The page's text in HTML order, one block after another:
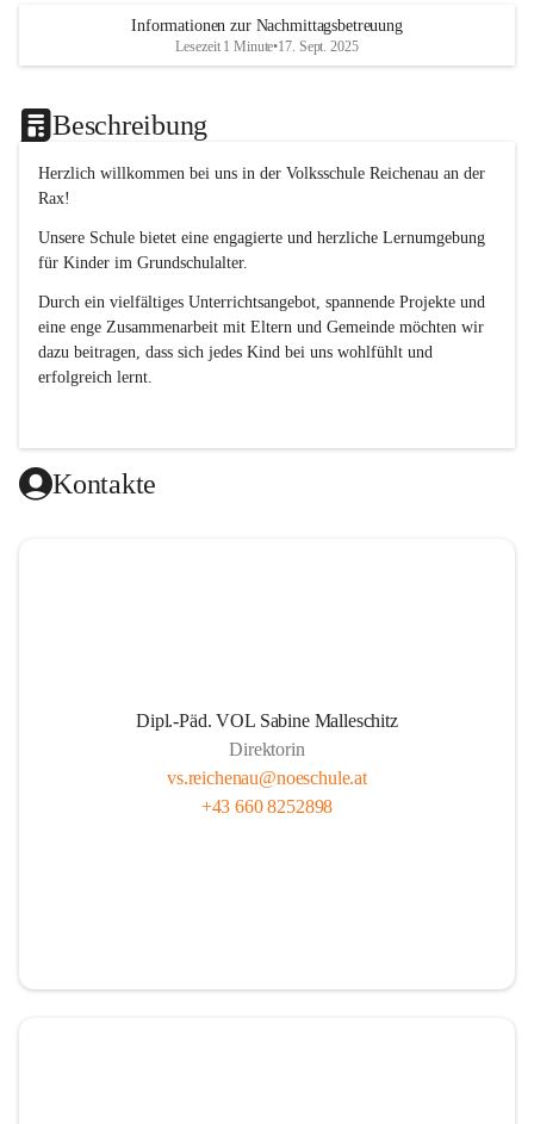
Informationen zur Nachmittagsbetreuung
Lesezeit 1 Minute•17. Sept. 2025
Beschreibung
Herzlich willkommen bei uns in der Volksschule Reichenau an der
Rax!
Unsere Schule bietet eine engagierte und herzliche Lernumgebung
für Kinder im Grundschulalter.
Durch ein vielfältiges Unterrichtsangebot, spannende Projekte und
eine enge Zusammenarbeit mit Eltern und Gemeinde möchten wir
dazu beitragen, dass sich jedes Kind bei uns wohlfühlt und
erfolgreich lernt.
Kontakte
Dipl.-Päd. VOL Sabine Malleschitz
Direktorin
vs.reichenau@noeschule.at
+43 660 8252898